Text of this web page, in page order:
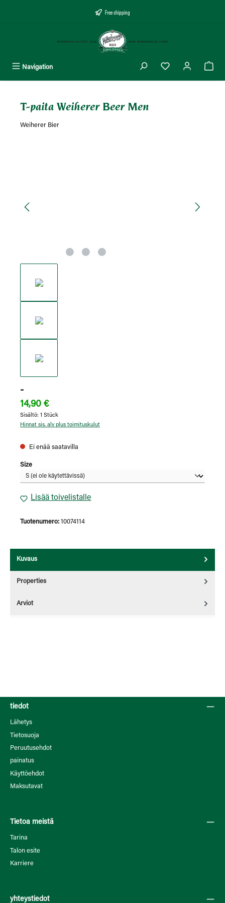
Free shipping
Navigation
T-paita Weiherer Beer Men
Weiherer Bier
-
14,90 €
Sisältö: 1 Stück
Hinnat sis. alv plus toimituskulut
Ei enää saatavilla
Valitse
Size
Lisää toivelistalle
Tuotenumero: 10074114
Kuvaus
Properties
Arviot
tiedot
Lähetys
Tietosuoja
Peruutusehdot
painatus
Käyttöehdot
Maksutavat
Tietoa meistä
Tarina
Talon esite
Karriere
yhteystiedot